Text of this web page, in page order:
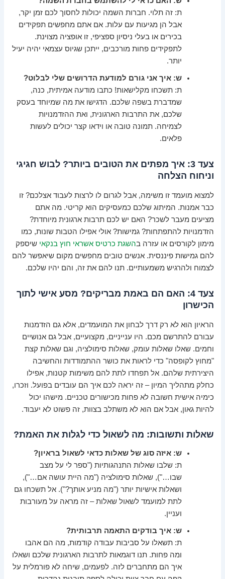
ת: זה תלוי. חברות השמה יכולות לחסוך לכם זמן יקר,
אבל הן מגיעות עם עלות. אם אתם מחפשים תפקידים
בכירים או בעלי ניסיון ספציפי, זו אופציה מצוינת.
לתפקידים פחות מורכבים, ייתכן שגיוס עצמאי יהיה יעיל
יותר.
ש: איך אני גורם למודעת הדרושים שלי לבלוט?
ת: תשכחו מקלישאות! כתבו מודעה אמיתית, כנה,
שמדברת בשפה שלכם. הדגישו את מה שמיוחד בעסק
שלכם, את התרבות הארגונית, ואת ההזדמנויות
לצמיחה. תמונה טובה או וידאו קצר יכולים לעשות
פלאים.
צעד 3: איך מפתים את הטובים ביותר? לבוש חגיגי
וניחוח הצלחה
למצוא מועמד זו משימה, אבל לגרום לו לרצות לעבוד אצלכם? זו
כבר אמנות. המיתוג שלכם כמעסיקים הוא קריטי. מה אתם
מציעים מעבר לשכר? האם יש לכם תרבות ארגונית מיוחדת?
הזדמנויות להתפתחות? גמישות? אולי אפילו הטבות שונות, כמו
מימון לקורסים או עזרה בהשגת כרטיס אשראי חוץ בנקאי שיספק
להם גמישות פיננסית. אנשים טובים מחפשים מקום שיאפשר להם
לצמוח ולהרגיש משמעותיים. תנו להם את זה, והם יהיו שלכם.
צעד 4: האם הם באמת מבריקים? מסע אישי לתוך
הכישרון
הראיון הוא לא רק דרך לבחון את המועמדים, אלא גם הזדמנות
עבורם להתרשם מכם. היו ענייניים, מקצועיים, אבל גם אנושיים
וחמים. שאלו שאלות עומק, שאלות סימולציה, וגם שאלות קצת
"מחוץ לקופסה" כדי לראות את כושר ההתמודדות והחשיבה
היצירתית שלהם. אל תפחדו לתת להם משימות קטנות, אפילו
כחלק מתהליך המיון – זה יראה לכם איך הם עובדים בפועל. וזכרו,
כימיה אישית חשובה לא פחות מכישורים טכניים. מישהו יכול
להיות גאון, אבל אם הוא לא משתלב בצוות, זה פשוט לא יעבוד.
שאלות ותשובות: מה לשאול כדי לגלות את האמת?
ש: איזה סוג של שאלות כדאי לשאול בראיון?
ת: שלבו שאלות התנהגותיות ("ספר לי על מצב
שבו…"), שאלות סימולציה ("מה היית עושה אם…"),
ושאלות אישיות יותר ("מה מניע אותך?"). אל תשכחו גם
לתת למועמד לשאול שאלות – זה מראה על מעורבות
ועניין.
ש: איך בודקים התאמה תרבותית?
ת: תשאלו על סביבות עבודה קודמות, מה הם אהבו
ומה פחות. תנו דוגמאות לתרבות הארגונית שלכם ושאלו
איך הם מתחברים לזה. לפעמים, שיחה לא פורמלית על